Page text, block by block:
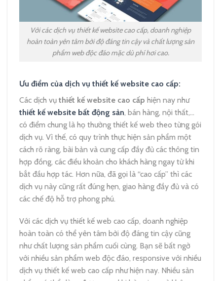
Với các dịch vụ thiết kế website cao cấp, doanh nghiệp
hoàn toàn yên tâm bởi độ đáng tin cậy và chất lượng sản
phẩm web độc đáo mặc dù phí hơi cao.
Ưu điểm của dịch vụ thiết kế website cao cấp:
Các dịch vụ thiết kế website cao cấp hiện nay như
thiết kế website bất động sản, bán hàng, nội thất,…
có điểm chung là họ thường thiết kế web theo từng gói
dịch vụ. Vì thế, có quy trình thực hiện sản phẩm một
cách rõ ràng, bài bản và cung cấp đầy đủ các thông tin
hợp đồng, các điều khoản cho khách hàng ngay từ khi
bắt đầu hợp tác. Hơn nữa, đã gọi là “cao cấp” thì các
dịch vụ này cũng rất đúng hẹn, giao hàng đầy đủ và có
các chế độ hỗ trợ phong phú.
Với các dịch vụ thiết kế web cao cấp, doanh nghiệp
hoàn toàn có thể yên tâm bởi độ đáng tin cậy cũng
như chất lượng sản phẩm cuối cùng. Bạn sẽ bất ngờ
với nhiều sản phẩm web độc đáo, responsive với nhiều
dịch vụ thiết kế web cao cấp như hiện nay. Nhiều sản